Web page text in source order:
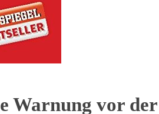
Warnung vor der